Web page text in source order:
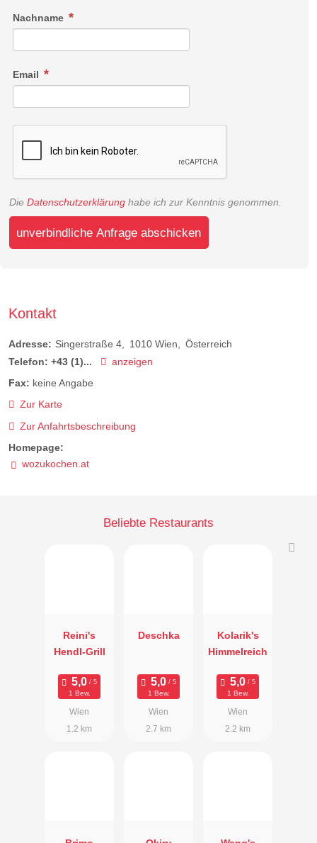
Nachname
Email
Die Datenschutzerklärung habe ich zur Kenntnis genommen.
unverbindliche Anfrage abschicken
Kontakt
Adresse: Singerstraße 4 1010 Wien
Österreich
Telefon: +43 (1)...
anzeigen
Fax: keine Angabe
Zur Karte
Zur Anfahrtsbeschreibung
Homepage:
wozukochen.at
Beliebte Restaurants
Reini's
Hendl-Grill
1 Bew.
Wien
1.2 km
Deschka
1 Bew.
Wien
2.7 km
Kolarik's
Himmelreich
1 Bew.
Wien
2.2 km